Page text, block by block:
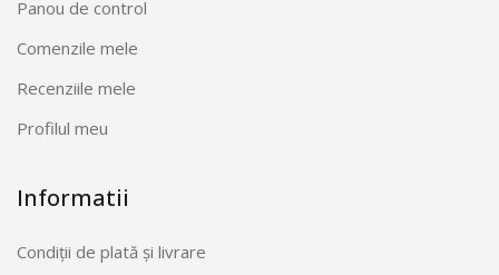
Panou de control
Comenzile mele
Recenziile mele
Profilul meu
Informatii
Condiții de plată și livrare